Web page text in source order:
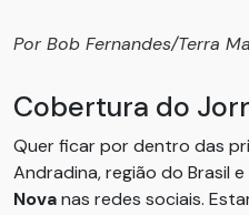
Por Bob Fernandes/Terra
Cobertura do
Quer ficar por dentro das
Andradina, região do Brasil
Novanas redes sociais.